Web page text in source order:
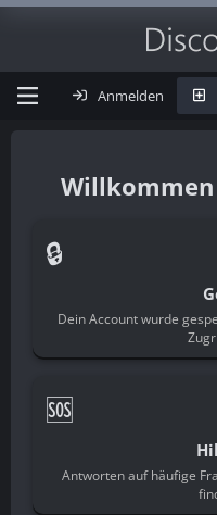
Anmelden
🔒
Dein Account wurde
🆘
Antworten auf häufige